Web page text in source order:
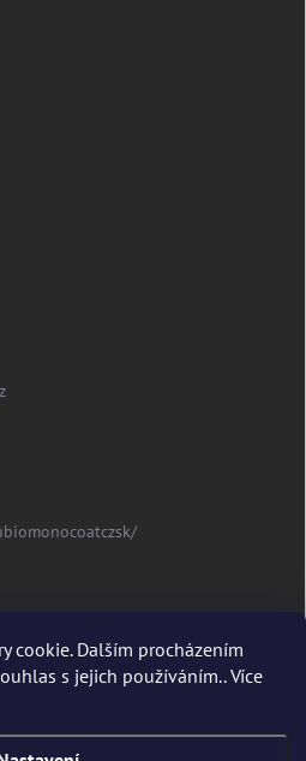
cookie. Dalším procházením
s jejich používáním.. Více